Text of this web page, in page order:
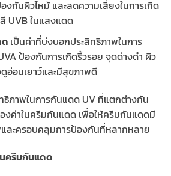
กันผิวไหม้ และลดความเสี่ยงในการเกิด
UVB ในแสงแดด
เป็นค่าที่บ่งบอกประสิทธิภาพในการ
ป้องกันการเกิดริ้วรอย จุดด่างดำ ผิว
อ่อนเยาว์และมีสุขภาพดี
ทธิภาพในการกันแดด UV ที่แตกต่างกัน
ค่าในครีมกันแดด เพื่อให้ครีมกันแดดมี
ละครอบคลุมการป้องกันที่หลากหลาย
นครีมกันแดด